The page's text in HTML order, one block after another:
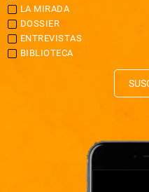
LA MIRADA
DOSSIER
ENTREVISTAS
BIBLIOTECA